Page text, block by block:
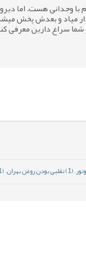
وجدانی هست. اما
میاد و بعدش پخش میشه
سراغ دارین معرفی
,(1) تقلبی بودن روغن بهران ,(1) بازار روغن خودرو